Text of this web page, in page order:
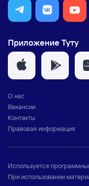
Приложение Туту
О нас
Вакансии
Контакты
Правовая информация
Используется
При использовании